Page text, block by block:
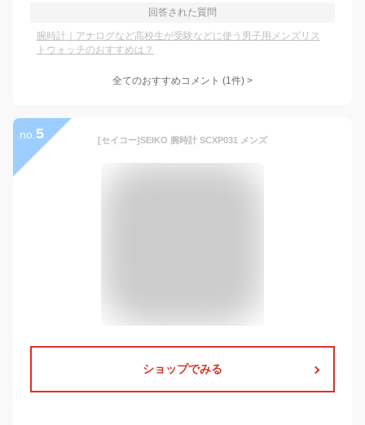
回答された質問
腕時計｜アナログなど高校生が受験などに使う男子用メンズリス
トウォッチのおすすめは？
全てのおすすめコメント (1件) >
no. 5 [セイコー]SEIKO 腕時計 SCXP031 メンズ
ショップでみる